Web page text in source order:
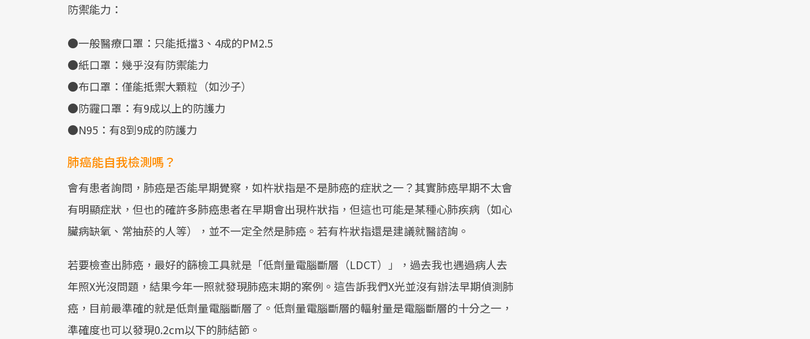
防禦能力：
●一般醫療口罩：只能抵擋3、4成的PM2.5
●紙口罩：幾乎沒有防禦能力
●布口罩：僅能抵禦大顆粒（如沙子）
●防霾口罩：有9成以上的防護力
●N95：有8到9成的防護力
肺癌能自我檢測嗎？
會有患者詢問，肺癌是否能早期覺察，如杵狀指是不是肺癌的症狀之一？其實肺癌早期不太會
有明顯症狀，但也的確許多肺癌患者在早期會出現杵狀指，但這也可能是某種心肺疾病（如心
臟病缺氧、常抽菸的人等），並不一定全然是肺癌。若有杵狀指還是建議就醫諮詢。
若要檢查出肺癌，最好的篩檢工具就是「低劑量電腦斷層（LDCT）」，過去我也遇過病人去
年照X光沒問題，結果今年一照就發現肺癌末期的案例。這告訴我們X光並沒有辦法早期偵測肺
癌，目前最準確的就是低劑量電腦斷層了。低劑量電腦斷層的輻射量是電腦斷層的十分之一，
準確度也可以發現0.2cm以下的肺結節。